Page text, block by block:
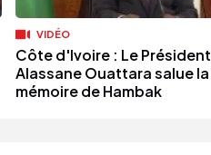
VIDÉO
Côte d'Ivoire : Le Président
Alassane Ouattara salue la
mémoire de Hambak